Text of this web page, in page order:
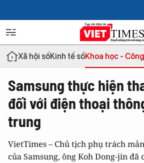
Xã hội sốKinh tế sốKhoa học -
Samsung thực hiện
đối với điện thoại
trung
VietTimes – Chủ tịch phụ trách
của Samsung, ông Koh Dong-jin đã